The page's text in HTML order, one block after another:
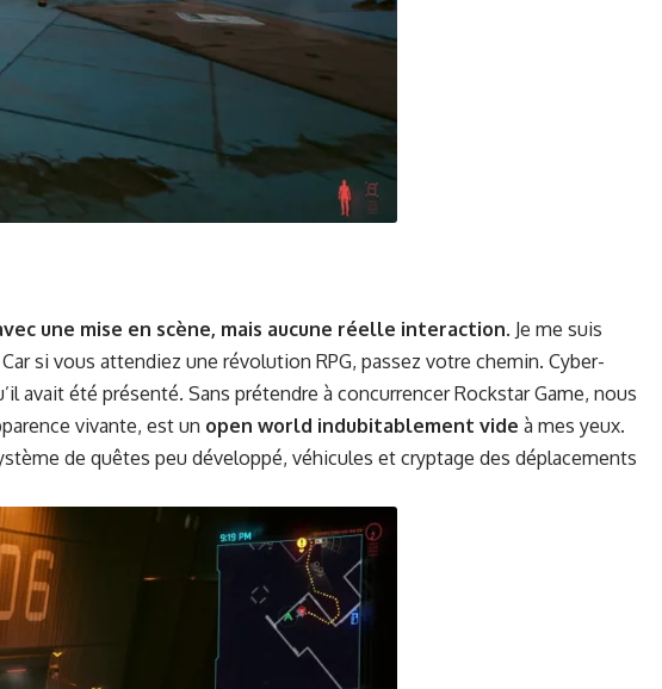
une mise en scène, mais aucune réelle inter­ac­tion. Je me suis
si vous attendiez une révo­lu­tion RPG, passez votre chemin. Cyber­
avait été présen­té. Sans pré­ten­dre à con­cur­rencer Rock­star Game, nous
vivante, est un open world indu­bitable­ment vide à mes yeux.
de quêtes peu dévelop­pé, véhicules et cryptage des déplace­ments